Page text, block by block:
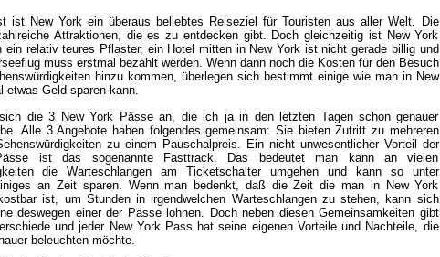
ist New York ein überaus beliebtes Reiseziel für Touristen aus aller Welt. Die
Attraktionen, die es zu entdecken gibt. Doch gleichzeitig ist New York
ein relativ teures Pflaster, ein Hotel mitten in New York ist nicht gerade billig und
muss erstmal bezahlt werden. Wenn dann noch die Kosten für den Besuch
hinzu kommen, überlegen sich bestimmt einige wie man in New
etwas Geld sparen kann.
die 3 New York Pässe an, die ich ja in den letzten Tagen schon genauer
Alle 3 Angebote haben folgendes gemeinsam: Sie bieten Zutritt zu mehreren
zu einem Pauschalpreis. Ein nicht unwesentlicher Vorteil der
ist das sogenannte Fasttrack. Das bedeutet man kann an vielen
die Warteschlangen am Ticketschalter umgehen und kann so unter
an Zeit sparen. Wenn man bedenkt, daß die Zeit die man in New York
ist, um Stunden in irgendwelchen Warteschlangen zu stehen, kann sich
deswegen einer der Pässe lohnen. Doch neben diesen Gemeinsamkeiten gibt
und jeder New York Pass hat seine eigenen Vorteile und Nachteile, die
beleuchten möchte.